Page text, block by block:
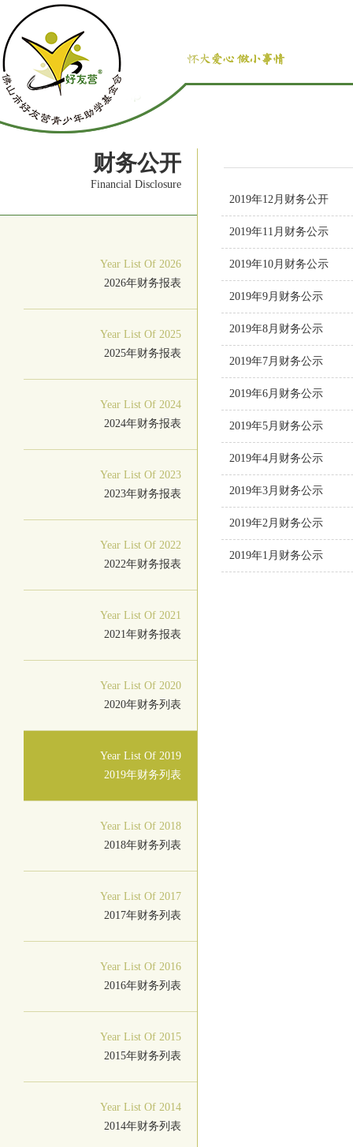
财务公开
Financial Disclosure
Year List Of 2026
2026年财务报表
Year List Of 2025
2025年财务报表
Year List Of 2024
2024年财务报表
Year List Of 2023
2023年财务报表
Year List Of 2022
2022年财务报表
Year List Of 2021
2021年财务报表
Year List Of 2020
2020年财务列表
Year List Of 2019
2019年财务列表
Year List Of 2018
2018年财务列表
Year List Of 2017
2017年财务列表
Year List Of 2016
2016年财务列表
Year List Of 2015
2015年财务列表
Year List Of 2014
2014年财务列表
2019年12月财务公开
2019年11月财务公示
2019年10月财务公示
2019年9月财务公示
2019年8月财务公示
2019年7月财务公示
2019年6月财务公示
2019年5月财务公示
2019年4月财务公示
2019年3月财务公示
2019年2月财务公示
2019年1月财务公示